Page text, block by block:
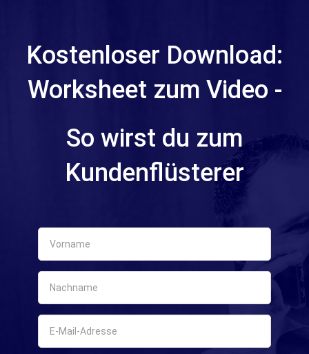
Kostenloser Download:
Worksheet zum Video -
So wirst du zum
Kundenflüsterer